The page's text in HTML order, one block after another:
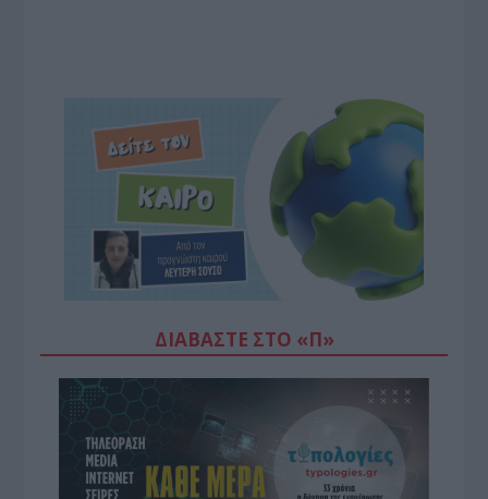
ΔΙΑΒΆΣΤΕ ΣΤΟ «Π»